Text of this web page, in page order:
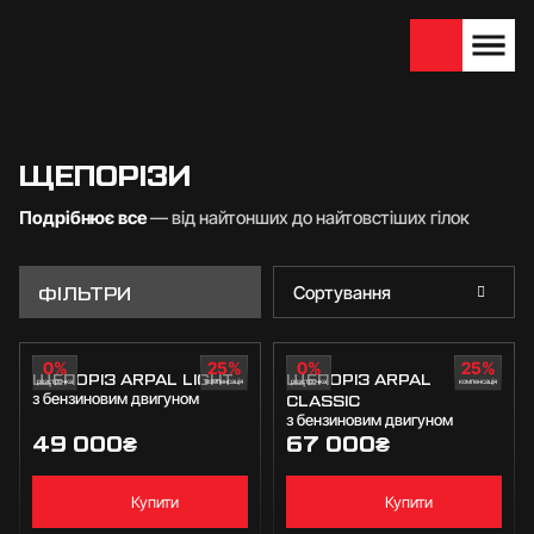
ЩЕПОРІЗИ
Подрібнює все— від найтонших до найтовстіших гілок
ФІЛЬТРИ Сортування
0%
розстрочка
25%
компенсація
ЩЕПОРІЗ ARPAL LIGHT
з бензиновим двигуном
49 000₴
Купити
0%
розстрочка
25%
компенсація
ЩЕПОРІЗ ARPAL
CLASSIC
з бензиновим двигуном
67 000₴
Купити